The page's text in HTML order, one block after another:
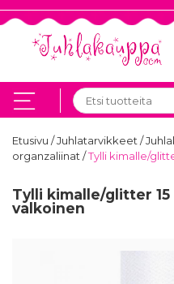
Etusivu /Juhlatarvikkeet/
organzaliinat/Tylli kimalle/
Tylli kimalle/glitter
valkoinen